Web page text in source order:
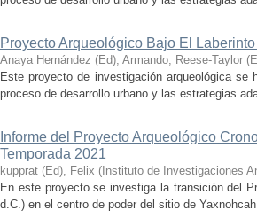
Proyecto Arqueológico Bajo El
Anaya Hernández (Ed), Armando; Reese-Taylor
Este proyecto de investigación arqueológica
proceso de desarrollo urbano y las estrategias
Informe del Proyecto Arqueológico
Temporada 2021
kupprat (Ed), Felix ( Instituto de Investigaciones
En este proyecto se investiga la transición del
d.C.) en el centro de poder del sitio de